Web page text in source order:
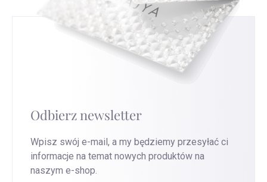
Odbierz newsletter
Wpisz swój e-mail, a my będziemy przesyłać ci
informacje na temat nowych produktów na
naszym e-shop.